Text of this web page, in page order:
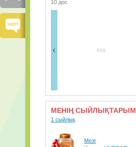
10 дос
МЕНІҢ СЫЙЛЫҚТАРЫМ
1 сыйлық
Мозг